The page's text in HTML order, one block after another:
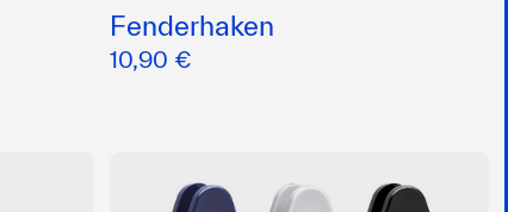
Fenderhaken
10,90 €